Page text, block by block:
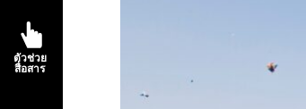
ตัวช่วย
สื่อสาร